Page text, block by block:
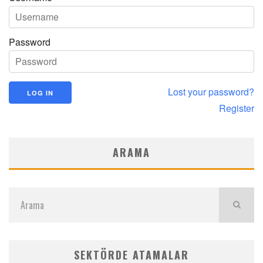
Password
Lost your password?
Register
ARAMA
SEKTÖRDE ATAMALAR